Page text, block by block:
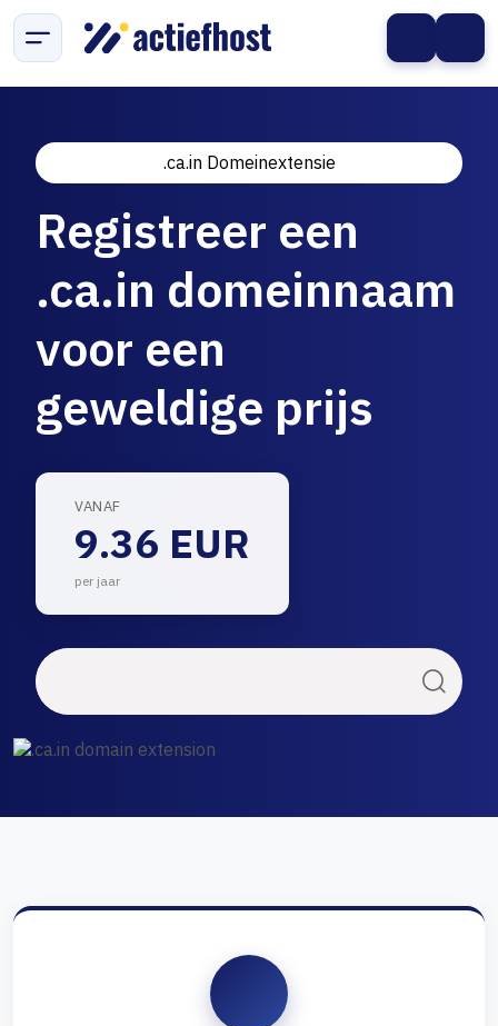
.ca.in Domeinextensie
Registreer een
.ca.in domeinnaam
voor een
geweldige prijs
VANAF
9.36 EUR
per jaar